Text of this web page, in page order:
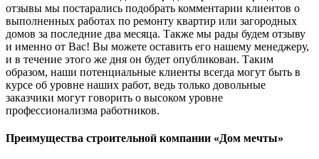
отзывы мы постарались подобрать комментарии клиентов о
выполненных работах по ремонту квартир или загородных
домов за последние два месяца. Также мы рады будем отзыву
и именно от Вас! Вы можете оставить его нашему менеджеру,
и в течение этого же дня он будет опубликован. Таким
образом, наши потенциальные клиенты всегда могут быть в
курсе об уровне наших работ, ведь только довольные
заказчики могут говорить о высоком уровне
профессионализма работников.
Преимущества строительной компании «Дом мечты»